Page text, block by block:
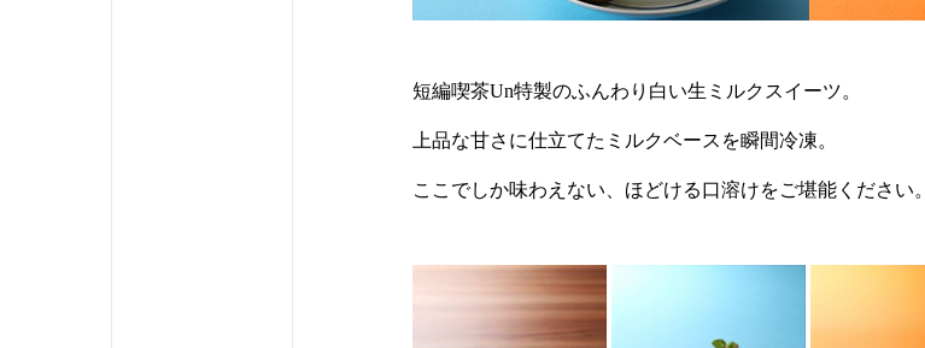
短編喫茶Un特製のふんわり白い生ミルクスイーツ。
上品な甘さに仕立てたミルクベースを瞬間冷凍。
ここでしか味わえない、ほどける口溶けをご堪能ください。